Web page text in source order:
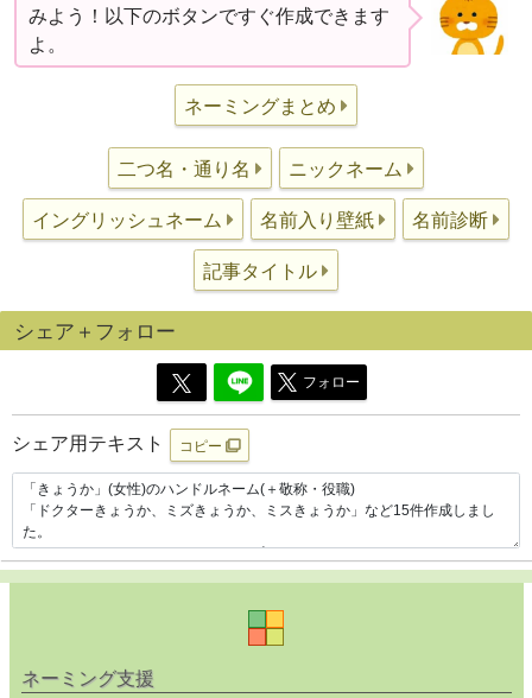
みよう！以下のボタンですぐ作成できます
よ。
ネーミングまとめ
二つ名・通り名 ニックネーム
イングリッシュネーム 名前入り壁紙 名前診断
記事タイトル
シェア＋フォロー
フォロー
シェア用テキスト コピー
ネーミング支援